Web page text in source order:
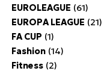
EUROLEAGUE (61)
EUROPA LEAGUE (21)
FA CUP (1)
Fashion(14)
Fitness(2)